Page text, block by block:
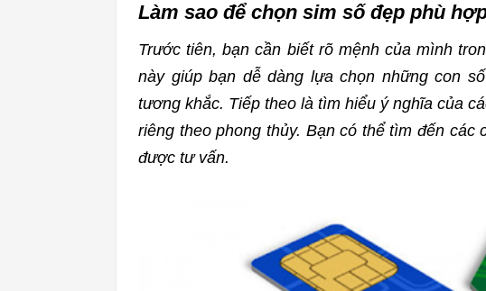
Làm sao để chọn sim số đẹp phù
Trước tiên, bạn cần biết rõ mệnh của mình
này giúp bạn dễ dàng lựa chọn những con
tương khắc. Tiếp theo là tìm hiểu ý nghĩa của
riêng theo phong thủy. Bạn có thể tìm đến
được tư vấn.